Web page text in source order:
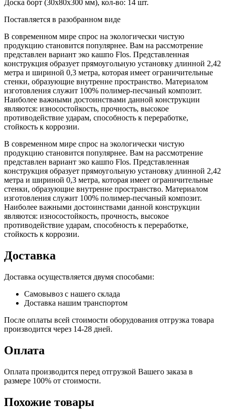
Доска борт (30х80х300 мм), кол-во: 14 шт.
Поставляется в разобранном виде
В современном мире спрос на экологически чистую
продукцию становится популярнее. Вам на рассмотрение
представлен вариант эко кашпо Flos. Представленная
конструкция образует прямоугольную установку длинной 2,42
метра и шириной 0,3 метра, которая имеет ограничительные
стенки, образующие внутренне пространство. Материалом
изготовления служит 100% полимер-песчаный композит.
Наиболее важными достоинствами данной конструкции
являются: износостойкость, прочность, высокое
противодействие ударам, способность к переработке,
стойкость к коррозии.
В современном мире спрос на экологически чистую
продукцию становится популярнее. Вам на рассмотрение
представлен вариант эко кашпо Flos. Представленная
конструкция образует прямоугольную установку длинной 2,42
метра и шириной 0,3 метра, которая имеет ограничительные
стенки, образующие внутренне пространство. Материалом
изготовления служит 100% полимер-песчаный композит.
Наиболее важными достоинствами данной конструкции
являются: износостойкость, прочность, высокое
противодействие ударам, способность к переработке,
стойкость к коррозии.
Доставка
Доставка осуществляется двумя способами:
Самовывоз с нашего склада
Доставка нашим транспортом
После оплаты всей стоимости оборудования отгрузка товара
производится через 14-28 дней.
Оплата
Оплата производится перед отгрузкой Вашего заказа в
размере 100% от стоимости.
Похожие товары